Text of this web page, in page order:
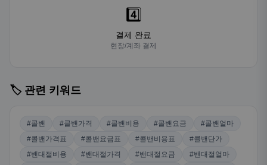
4️⃣
결제 완료
현장/계좌 결제
🏷️ 관련 키워드
#콜밴 #콜밴가격 #콜밴비용 #콜밴요금
#콜밴얼마
#콜밴가격표
#콜밴요금표 #콜밴비용표
#콜밴단가
#밴대절비용
#밴대절가격 #밴대절요금
#밴대절얼마